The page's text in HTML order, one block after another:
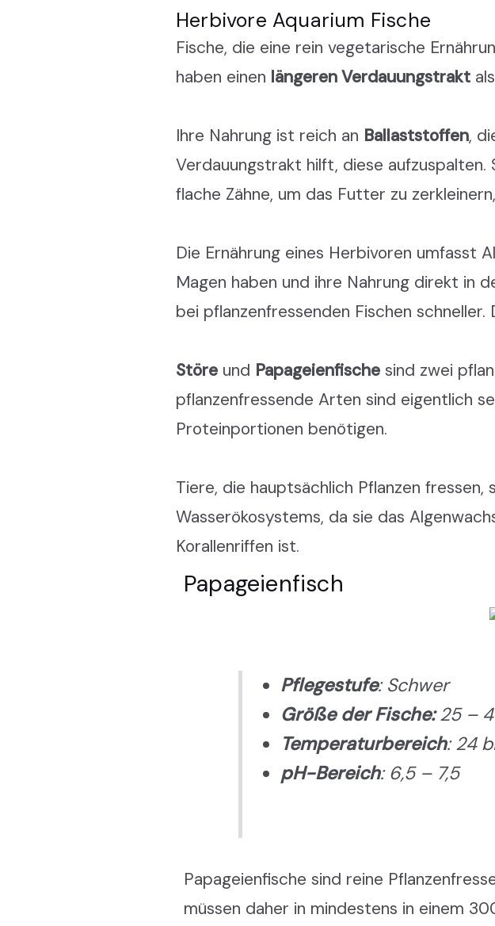
Herbivore Aquarium Fische
Fische, die eine rein vegetarische
haben einen längeren Verdauungstrakt
Ihre Nahrung ist reich an Ballaststoffen,
Verdauungstrakt hilft, diese aufzuspalten.
flache Zähne, um das Futter zu
Die Ernährung eines Herbivoren umfasst
Magen haben und ihre Nahrung direkt in
bei pflanzenfressenden Fischen
Störe und Papageienfische sind zwei
pflanzenfressende Arten sind eigentlich
Proteinportionen benötigen.
Tiere, die hauptsächlich Pflanzen
Wasserökosystems, da sie das
Korallenriffen ist.
Papageienfisch
Pflegestufe: Schwer
Größe der Fische:25 –
Temperaturbereich: 24
pH-Bereich: 6,5 – 7,5
Papageienfische sind reine
müssen daher in mindestens in einem